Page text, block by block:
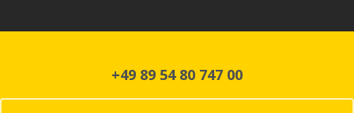
+49 89 54 80 747 00
commercial
content
design